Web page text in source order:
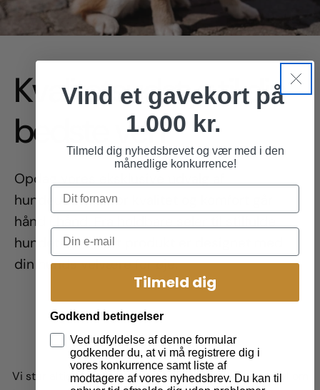
Kvalitetsudstyr til din
bedste ven
Opdag vores eksklusive udvalg af
hundeudstyr, hvor kvalitet og komfort går
hånd i hånd. Fra holdbare seler til stilfulde
hundetegn, hvert produkt er designet med
din hunds velvære for øje.
Har du spørgsmål?
Vi står altid klar til at hjælpe – uanset om du er i tvivl om
Vind et gavekort på
1.000 kr.
Tilmeld dig nyhedsbrevet og vær med i den
månedlige konkurrence!
Tilmeld dig
Godkend betingelser
Ved udfyldelse af denne formular
godkender du, at vi må registrere dig i
vores konkurrence samt liste af
modtagere af vores nyhedsbrev. Du kan til